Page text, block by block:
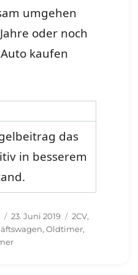
umgehen
oder noch
kaufen
das
in besserem
Veröffentlicht
am
23. Juni 2019 Schlagwörter
2CV,
,Oldtimer,